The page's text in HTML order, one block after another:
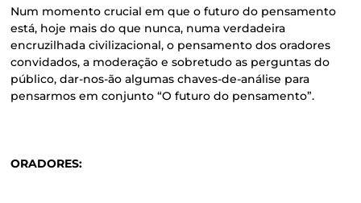
Num momento crucial em que o futuro do pensamento
está, hoje mais do que nunca, numa verdadeira
encruzilhada civilizacional, o pensamento dos oradores
convidados, a moderação e sobretudo as perguntas do
público, dar-nos-ão algumas chaves-de-análise para
pensarmos em conjunto “O futuro do pensamento”.
ORADORES: